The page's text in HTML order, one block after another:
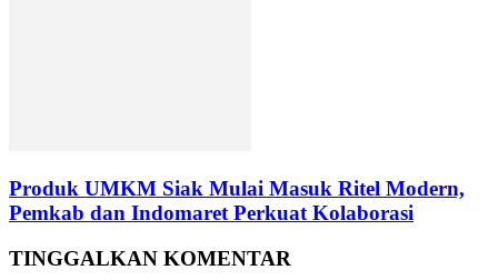
Produk UMKM Siak Mulai Masuk Ritel Modern,
Pemkab dan Indomaret Perkuat Kolaborasi
TINGGALKAN KOMENTAR